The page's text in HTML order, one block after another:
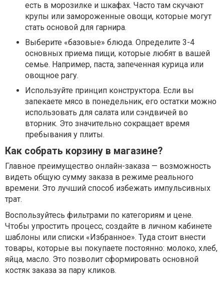
есть в морозилке и шкафах. Часто там скучают
крупы или замороженные овощи, которые могут
стать основой для гарнира.
Выберите «базовые» блюда. Определите 3-4
основных приема пищи, которые любят в вашей
семье. Например, паста, запеченная курица или
овощное рагу.
Используйте принцип конструктора. Если вы
запекаете мясо в понедельник, его остатки можно
использовать для салата или сэндвичей во
вторник. Это значительно сокращает время
пребывания у плиты.
Как собрать корзину в магазине?
Главное преимущество онлайн-заказа — возможность
видеть общую сумму заказа в режиме реального
времени. Это лучший способ избежать импульсивных
трат.
Воспользуйтесь фильтрами по категориям и цене.
Чтобы упростить процесс, создайте в личном кабинете
шаблоны или списки «Избранное». Туда стоит внести
товары, которые вы покупаете постоянно: молоко, хлеб,
яйца, масло. Это позволит сформировать основной
костяк заказа за пару кликов.